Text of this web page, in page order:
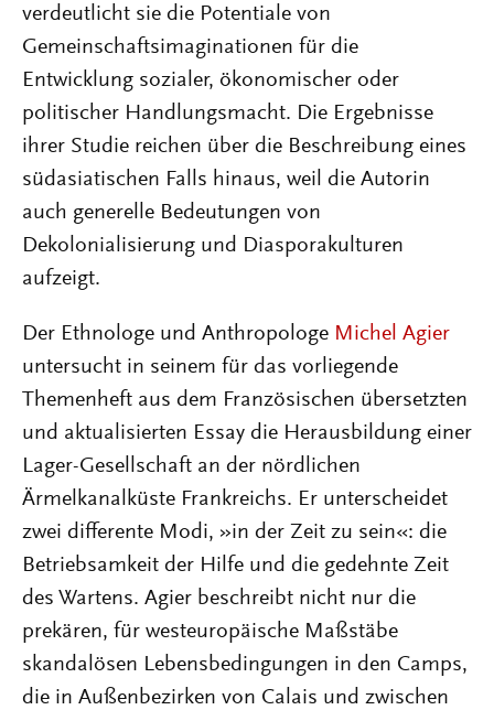
verdeutlicht sie die Potentiale von
Gemeinschaftsimaginationen für die
Entwicklung sozialer, ökonomischer oder
politischer Handlungsmacht. Die Ergebnisse
ihrer Studie reichen über die Beschreibung eines
südasiatischen Falls hinaus, weil die Autorin
auch generelle Bedeutungen von
Dekolonialisierung und Diasporakulturen
aufzeigt.
Der Ethnologe und Anthropologe Michel Agier
untersucht in seinem für das vorliegende
Themenheft aus dem Französischen übersetzten
und aktualisierten Essay die Herausbildung einer
Lager-Gesellschaft an der nördlichen
Ärmelkanalküste Frankreichs. Er unterscheidet
zwei differente Modi, »in der Zeit zu sein«: die
Betriebsamkeit der Hilfe und die gedehnte Zeit
des Wartens. Agier beschreibt nicht nur die
prekären, für westeuropäische Maßstäbe
skandalösen Lebensbedingungen in den Camps,
die in Außenbezirken von Calais und zwischen